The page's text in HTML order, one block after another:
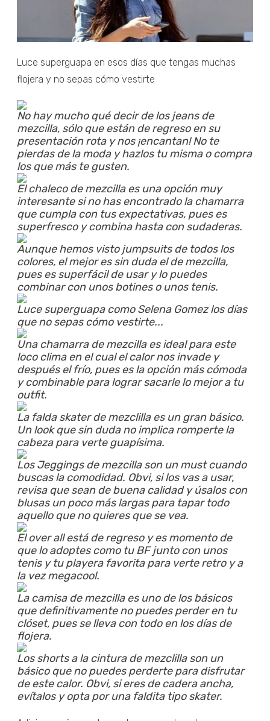
Luce superguapa en esos días que tengas muchas
flojera y no sepas cómo vestirte
No hay mucho qué decir de los jeans de
mezcilla, sólo que están de regreso en su
presentación rota y nos ¡encantan! No te
pierdas de la moda y hazlos tu misma o compra
los que más te gusten.
El chaleco de mezcilla es una opción muy
interesante si no has encontrado la chamarra
que cumpla con tus expectativas, pues es
superfresco y combina hasta con sudaderas.
Aunque hemos visto jumpsuits de todos los
colores, el mejor es sin duda el de mezcilla,
pues es superfácil de usar y lo puedes
combinar con unos botines o unos tenis.
Luce superguapa como Selena Gomez los días
que no sepas cómo vestirte...
Una chamarra de mezcilla es ideal para este
loco clima en el cual el calor nos invade y
después el frío, pues es la opción más cómoda
y combinable para lograr sacarle lo mejor a tu
outfit.
La falda skater de mezclilla es un gran básico.
Un look que sin duda no implica romperte la
cabeza para verte guapísima.
Los Jeggings de mezcilla son un must cuando
buscas la comodidad. Obvi, si los vas a usar,
revisa que sean de buena calidad y úsalos con
blusas un poco más largas para tapar todo
aquello que no quieres que se vea.
El over all está de regreso y es momento de
que lo adoptes como tu BF junto con unos
tenis y tu playera favorita para verte retro y a
la vez megacool.
La camisa de mezcilla es uno de los básicos
que definitivamente no puedes perder en tu
clóset, pues se lleva con todo en los días de
flojera.
Los shorts a la cintura de mezclilla son un
básico que no puedes perderte para disfrutar
de este calor. Obvi, si eres de cadera ancha,
evítalos y opta por una faldita tipo skater.